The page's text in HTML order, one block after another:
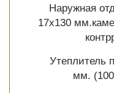
Наружная
17х130
Утеплитель
мм.